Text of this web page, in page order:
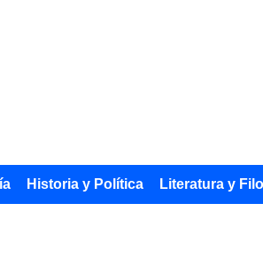
Historia y Política Literatura y